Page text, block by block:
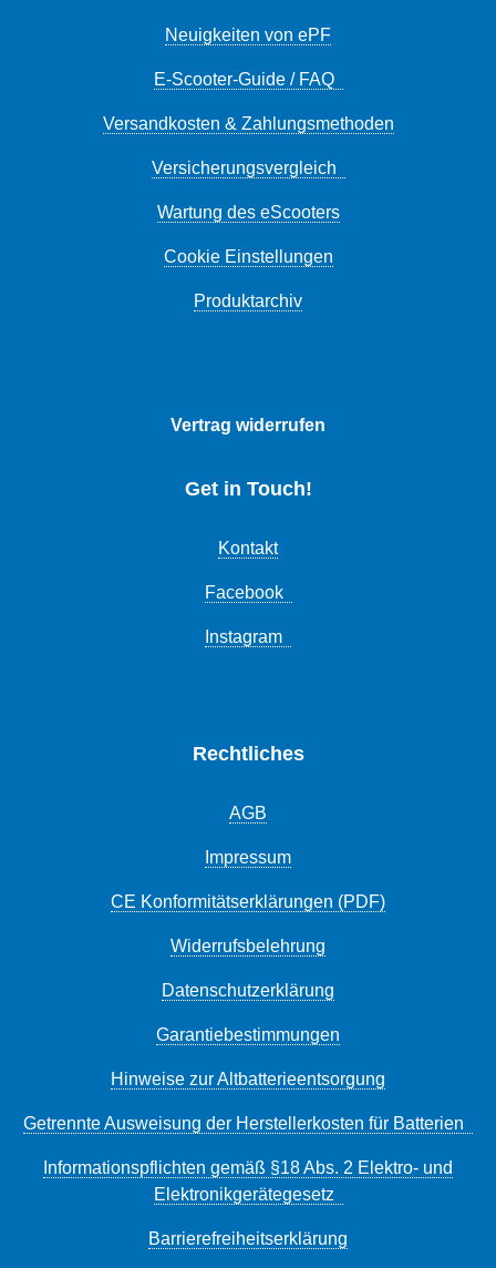
Neuigkeiten von ePF
E-Scooter-Guide / FAQ
Versandkosten & Zahlungsmethoden
Versicherungsvergleich
Wartung des eScooters
Cookie Einstellungen
Produktarchiv
Vertrag widerrufen
Get in Touch!
Kontakt
Facebook
Instagram
Rechtliches
AGB
Impressum
CE Konformitätserklärungen (PDF)
Widerrufsbelehrung
Datenschutzerklärung
Garantiebestimmungen
Hinweise zur Altbatterieentsorgung
Getrennte Ausweisung der Herstellerkosten für Batterien
Informationspflichten gemäß §18 Abs. 2 Elektro- und
Elektronikgerätegesetz
Barrierefreiheitserklärung